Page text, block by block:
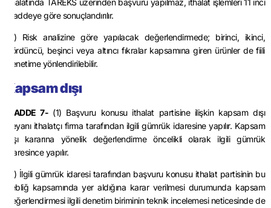
ithalatında TAREKS üzerinden başvuru yapılmaz, ithalat işlemleri 11 inci
maddeye göre sonuçlandırılır.
(9) Risk analizine göre yapılacak değerlendirmede; birinci, ikinci,
dördüncü, beşinci veya altıncı fıkralar kapsamına giren ürünler de fiili
denetime yönlendirilebilir.
Kapsam dışı
MADDE 7- (1) Başvuru konusu ithalat partisine ilişkin kapsam dışı
beyanı ithalatçı firma tarafından ilgili gümrük idaresine yapılır. Kapsam
dışı kararına yönelik değerlendirme öncelikli olarak ilgili gümrük
idaresince yapılır.
(2) İlgili gümrük idaresi tarafından başvuru konusu ithalat partisinin bu
Tebliğ kapsamında yer aldığına karar verilmesi durumunda kapsam
değerlendirmesi ilgili denetim biriminin teknik incelemesi neticesinde de